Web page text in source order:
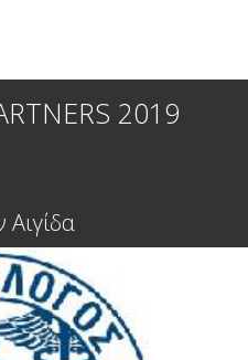
2019
Αιγίδα